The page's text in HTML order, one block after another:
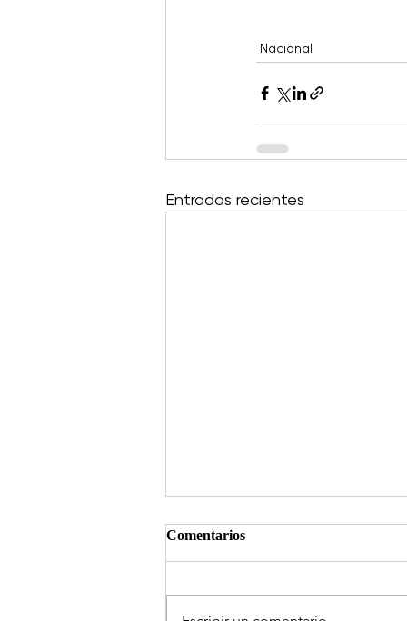
Nacional
Entradas recientes
Comentarios